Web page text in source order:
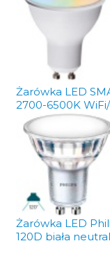
Żarówka LED
2700-6500K
Żarówka LED
120D biała